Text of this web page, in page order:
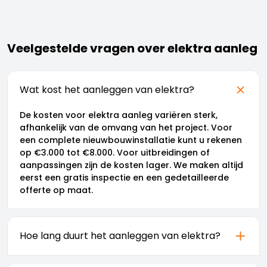
Veelgestelde vragen over elektra aanleg
Wat kost het aanleggen van elektra?
De kosten voor elektra aanleg variëren sterk,
afhankelijk van de omvang van het project. Voor
een complete nieuwbouwinstallatie kunt u rekenen
op €3.000 tot €8.000. Voor uitbreidingen of
aanpassingen zijn de kosten lager. We maken altijd
eerst een gratis inspectie en een gedetailleerde
offerte op maat.
Hoe lang duurt het aanleggen van elektra?
Voor een complete nieuwbouwinstallatie duurt het